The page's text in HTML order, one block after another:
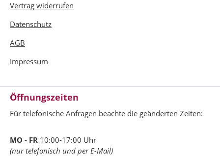
Vertrag widerrufen
Datenschutz
AGB
Impressum
Öffnungszeiten
Für telefonische Anfragen beachte die geänderten Zeiten:
MO - FR 10:00-17:00 Uhr
(nur telefonisch und per E-Mail)